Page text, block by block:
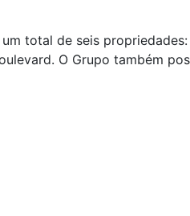
total de seis
O Grupo também